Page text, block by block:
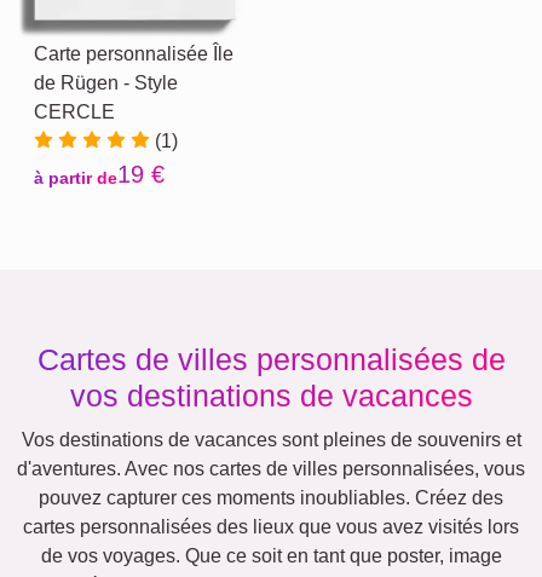
Carte personnalisée Île
de Rügen - Style
CERCLE
(1)
à partir de19 €
Cartes de villes personnalisées de
vos destinations de vacances
Vos destinations de vacances sont pleines de souvenirs et
d'aventures. Avec nos cartes de villes personnalisées, vous
pouvez capturer ces moments inoubliables. Créez des
cartes personnalisées des lieux que vous avez visités lors
de vos voyages. Que ce soit en tant que poster, image